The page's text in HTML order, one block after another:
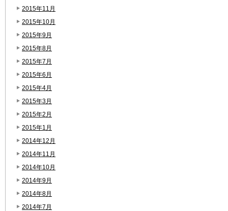
2015年11月
2015年10月
2015年9月
2015年8月
2015年7月
2015年6月
2015年4月
2015年3月
2015年2月
2015年1月
2014年12月
2014年11月
2014年10月
2014年9月
2014年8月
2014年7月